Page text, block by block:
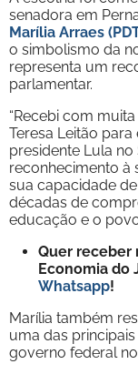
senadora em
Marília Arraes
o simbolismo da
representa um
parlamentar.
“Recebi com
Teresa Leitão
presidente Lula no
reconhecimento à
sua capacidade
décadas de
educação e o
Quer receber
Economia do
Whatsapp!
Marília também
uma das
governo federal